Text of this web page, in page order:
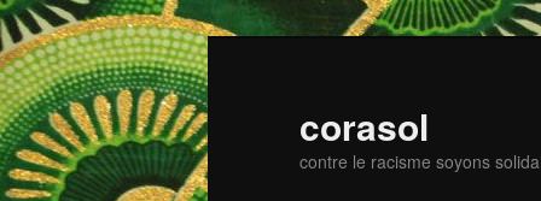
Zum
primären
Inhalt
springen
corasol
contre le racisme soyons